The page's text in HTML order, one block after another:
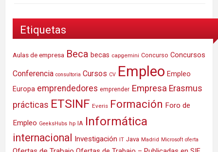
Etiquetas
Aulas de empresa Beca becas capgemini Concurso Concursos
Conferencia consultoria Cursos CV Empleo Empleo
Europa emprendedores emprender Empresa Erasmus
prácticas ETSINF Everis Formación Foro de
Empleo GeeksHubs hp IA Informática
internacional Investigación IT Java Madrid Microsoft oferta